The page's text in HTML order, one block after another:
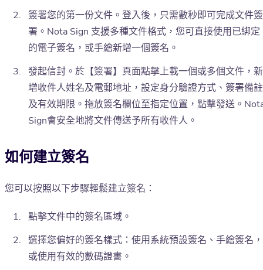
簽署您的第一份文件。登入後，只需數秒即可完成文件簽
署。Nota Sign 支援多種文件格式，您可直接使用已綁定
的電子簽名，或手繪新增一個簽名。
發起信封。於【簽署】頁面點擊上載一個或多個文件，新
增收件人姓名及電郵地址，設定身分驗證方式、簽署備註
及有效期限。拖放簽名欄位至指定位置，點擊發送。
Sign會安全地將文件傳送予所有收件人。
如何建立簽名
您可以按照以下步驟輕鬆建立簽名：
點擊文件中的簽名區域。
選擇您偏好的簽名樣式：使用系統預設簽名、手繪簽名，
或使用有效的數碼證書。